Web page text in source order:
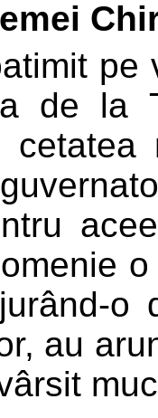
pe
de la
cetatea
au